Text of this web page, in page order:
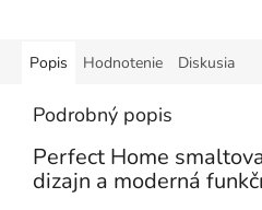
Popis Hodnotenie Diskusia
Podrobný popis
Perfect Home
dizajn a moderná